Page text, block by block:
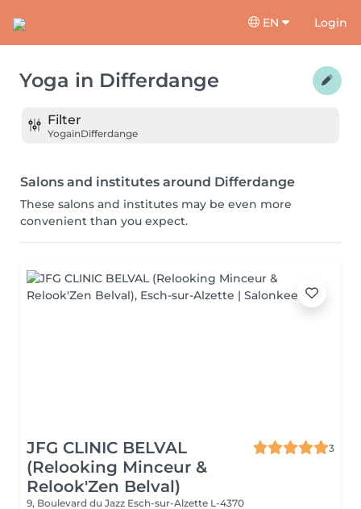
EN Login
Yoga in Differdange
Filter
YogainDifferdange
Salons and institutes around Differdange
These salons and institutes may be even more
convenient than you expect.
JFG CLINIC BELVAL
(Relooking Minceur &
Relook'Zen Belval)
3
9, Boulevard du Jazz Esch-sur-Alzette L-4370